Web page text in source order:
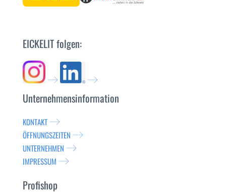
EICKELIT folgen:
Unternehmensinformation
KONTAKT
ÖFFNUNGSZEITEN
UNTERNEHMEN
IMPRESSUM
Profishop